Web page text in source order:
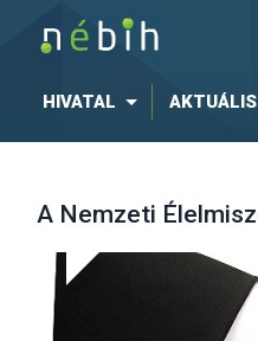
HIVATAL AKTUÁLIS
A Nemzeti